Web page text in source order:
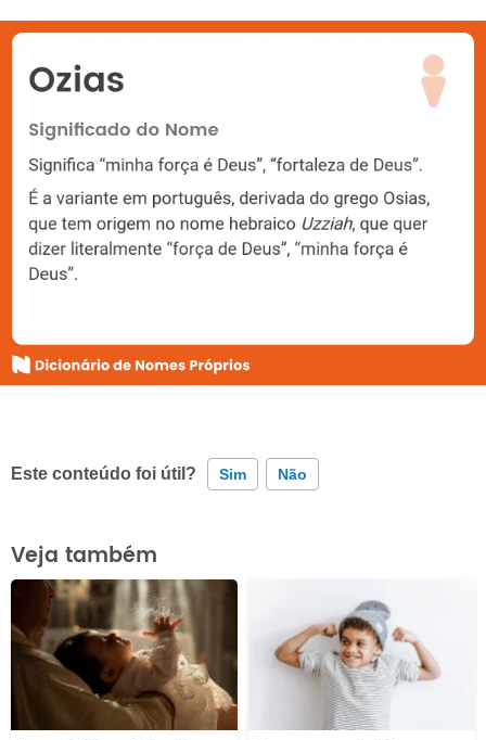
Este conteúdo foi útil? Sim Não
Este conteúdo contém informação incorreta
Este conteúdo não tem a informação que procuro
Outro
Veja também